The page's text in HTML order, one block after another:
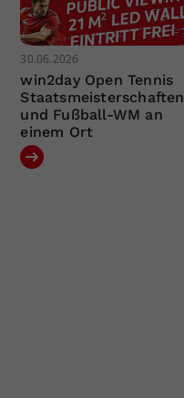
30.06.2026
win2day Open Tennis
Staatsmeisterschaften
und Fußball-WM an
einem Ort